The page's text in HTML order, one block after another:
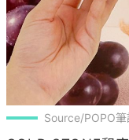
Source/POPO